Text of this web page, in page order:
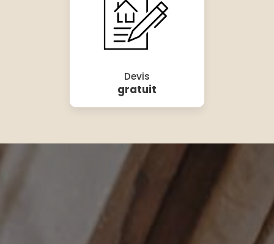
Devis
gratuit